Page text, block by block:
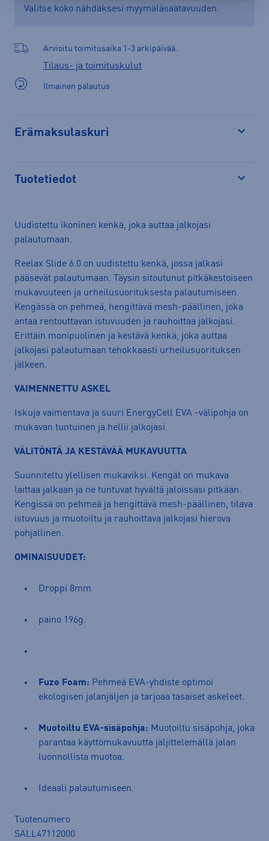
Valitse koko nähdäksesi myymäläsaatavuuden.
Arvioitu toimitusaika 1-3 arkipäivää.
Tilaus- ja toimituskulut
Ilmainen palautus
Erämaksulaskuri
Tuotetiedot
Uudistettu ikoninen kenkä, joka auttaa jalkojasi
palautumaan.
Reelax Slide 6.0 on uudistettu kenkä, jossa jalkasi
pääsevät palautumaan. Täysin sitoutunut pitkäkestoiseen
mukavuuteen ja urheilusuorituksesta palautumiseen.
Kengässä on pehmeä, hengittävä mesh-päällinen, joka
antaa rentouttavan istuvuuden ja rauhoittaa jalkojasi.
Erittäin monipuolinen ja kestävä kenkä, joka auttaa
jalkojasi palautumaan tehokkaasti urheilusuorituksen
jälkeen.
VAIMENNETTU ASKEL
Iskuja vaimentava ja suuri EnergyCell EVA -välipohja on
mukavan tuntuinen ja hellii jalkojasi.
VÄLITÖNTÄ JA KESTÄVÄÄ MUKAVUUTTA
Suunniteltu ylellisen mukaviksi. Kengät on mukava
laittaa jalkaan ja ne tuntuvat hyvältä jaloissasi pitkään.
Kengissä on pehmeä ja hengittävä mesh-päällinen, tilava
istuvuus ja muotoiltu ja rauhoittava jalkojasi hierova
pohjallinen.
OMINAISUUDET:
Droppi 8mm
paino 196g.
Fuze Foam: Pehmeä EVA-yhdiste optimoi
ekologisen jalanjäljen ja tarjoaa tasaiset askeleet.
Muotoiltu EVA-sisäpohja: Muotoiltu sisäpohja, joka
parantaa käyttömukavuutta jäljittelemällä jalan
luonnollista muotoa.
Ideaali palautumiseen.
Tuotenumero
SALL47112000